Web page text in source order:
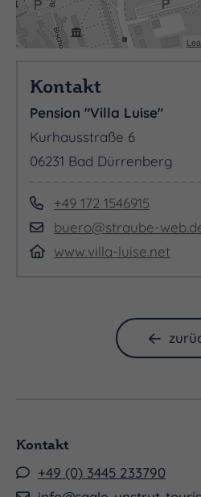
Kontakt
Pension "Villa Luise"
Kurhausstraße 6
06231 Bad Dürrenberg
+49 172 1546915
buero@straube-
www.villa-luise.net
Kontakt
+49 (0) 3445 233790